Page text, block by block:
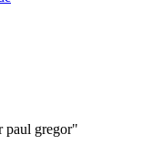
paul gregor"